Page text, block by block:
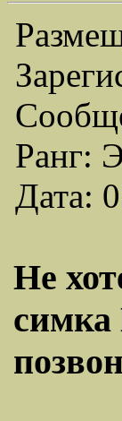
Ранг:
Дата:
Не
симка